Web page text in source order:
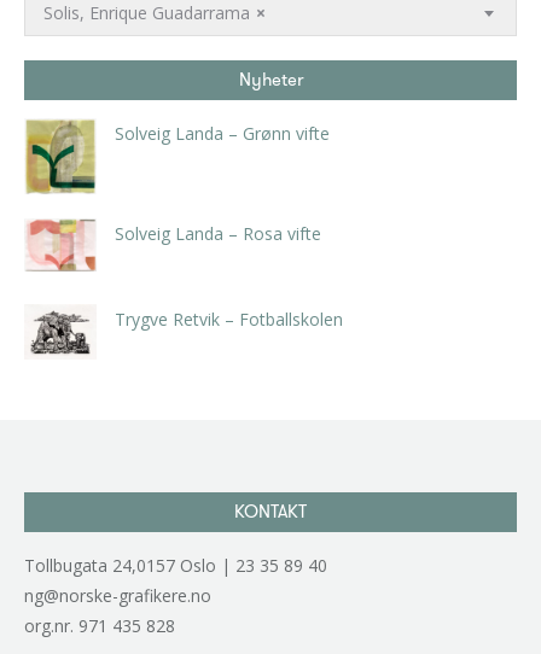
×
Solis, Enrique Guadarrama
Nyheter
Solveig Landa – Grønn vifte
Solveig Landa – Rosa vifte
Trygve Retvik – Fotballskolen
KONTAKT
Tollbugata 24,0157 Oslo | 23 35 89 40
ng@norske-grafikere.no
org.nr. 971 435 828